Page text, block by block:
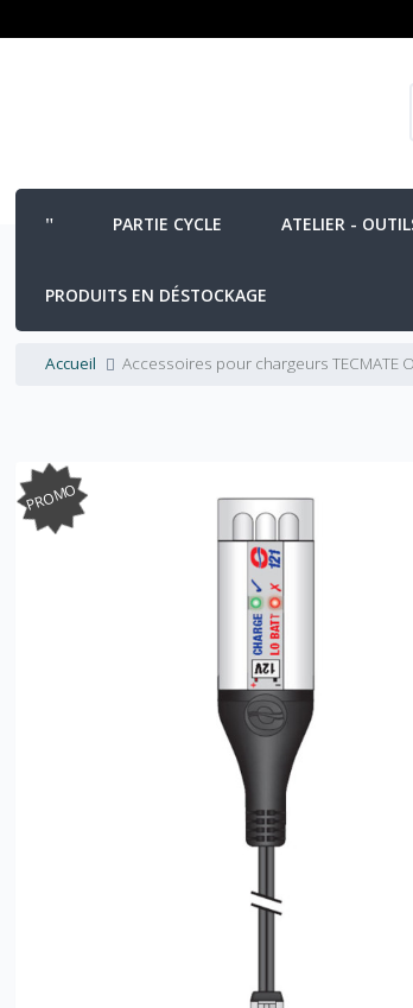
PARTIE CYCLE ATELIER -
PRODUITS EN DÉSTOCKAGE
Accueil Accessoires pour chargeurs TECMATE
PROMO